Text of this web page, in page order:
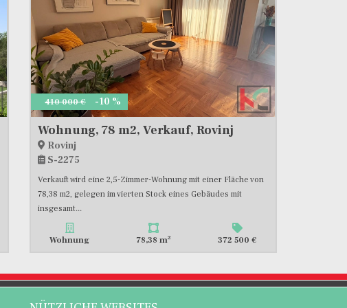
410 000 € -10 %
Wohnung, 78 m2, Verkauf, Rovinj
Rovinj
S-2275
Verkauft wird eine 2,5-Zimmer-Wohnung mit einer Fläche von
78,38 m2, gelegen im vierten Stock eines Gebäudes mit
insgesamt...
Wohnung 78,38 m2 372 500 €